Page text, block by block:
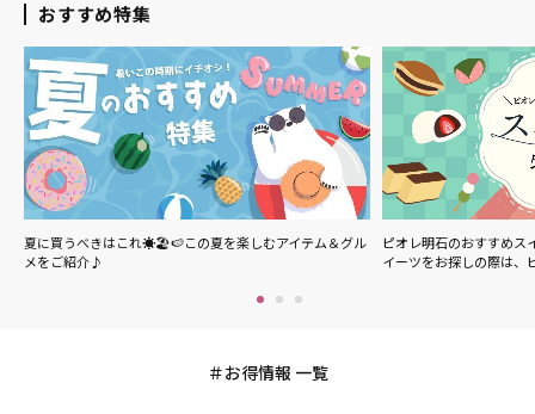
おすすめ特集
夏に買うべきはこれ☀️🏖🍉この夏を楽しむアイテム＆グル
メをご紹介♪
ピオレ明石のおすすめ
イーツをお探しの際は
お得情報 一覧